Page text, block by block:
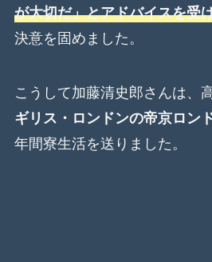
が大切だ」とアドバイスを受
決意を固めました。
こうして加藤清史郎さんは、
ギリス・ロンドンの帝京ロン
年間寮生活を送りました。